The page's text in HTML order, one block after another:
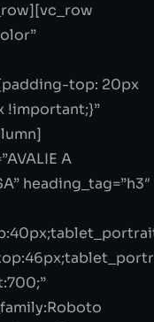
top: 20px
!important;}”
A
heading_tag=”h3″